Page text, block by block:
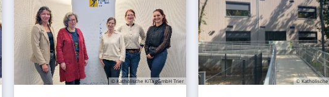
© Katholische KiTa gGmbH Trier © Katholische